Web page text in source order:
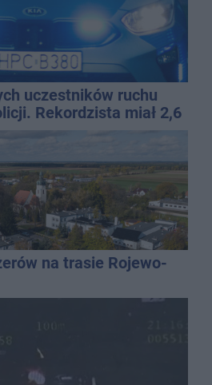
uczestników ruchu
Rekordzista miał 2,6
na trasie Rojewo-